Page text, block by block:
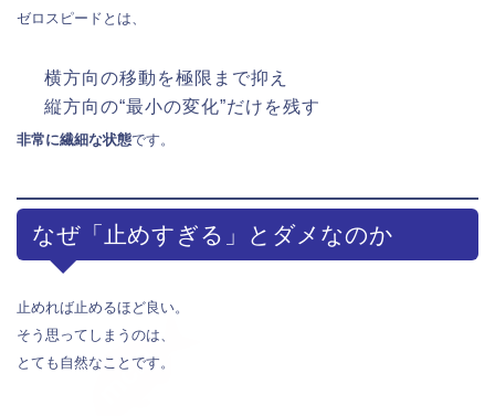
ゼロスピードとは、
横方向の移動を極限まで抑え
縦方向の“最小の変化”だけを残す
非常に繊細な状態です。
なぜ「止めすぎる」とダメなのか
止めれば止めるほど良い。
そう思ってしまうのは、
とても自然なことです。